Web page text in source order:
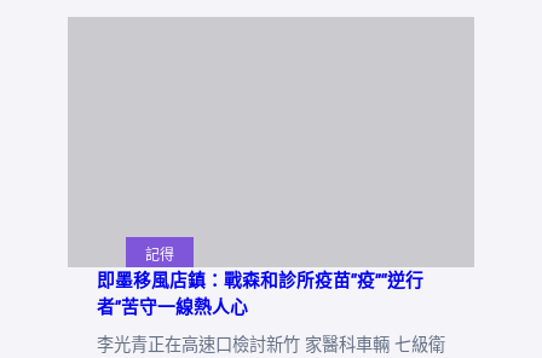
記得
即墨移風店鎮：戰森和診所疫苗“疫”“逆行
者”苦守一線熱人心
李光青正在高速口檢討新竹 家醫科車輛 七級衛